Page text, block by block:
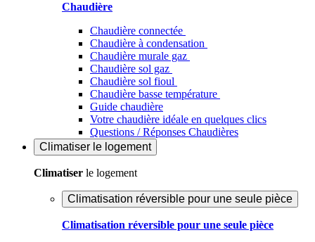
Chaudière
Chaudière connectée
Chaudière à condensation
Chaudière murale gaz
Chaudière sol gaz
Chaudière sol fioul
Chaudière basse température
Guide chaudière
Votre chaudière idéale en quelques clics
Questions / Réponses Chaudières
Climatiser le logement
Climatiser le logement
Climatisation réversible pour une seule pièce
Climatisation réversible pour une seule pièce